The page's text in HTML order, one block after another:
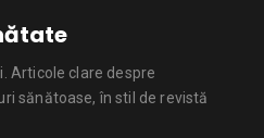
Articole clare despre
sănătoase, în stil de revistă